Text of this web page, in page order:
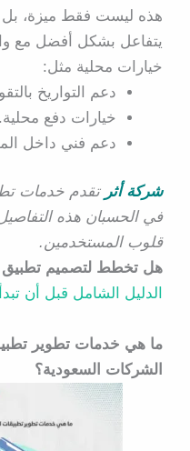
هذه ليست فقط ميزة،
يتفاعل بشكل أفضل مع
خيارات محلية مثل:
دعم التواريخ
خيارات دفع محلية.
دعم فني داخل
شركة أثر تقدم خدمات
في الحسبان هذه
قلوب المستخدمين.
هل تخطط لتصميم
الدليل الشامل قبل أن
ما هي خدمات تطوير
الشركات السعودية؟